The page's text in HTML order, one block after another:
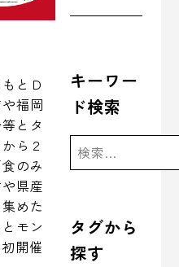
とＤ
福岡
とタ
ら２
のみ
県産
めた
モン
開催
キーワー
ド検索
タグから
探す